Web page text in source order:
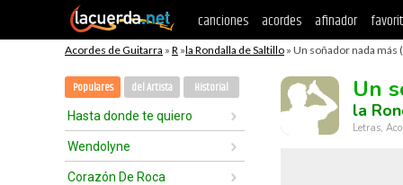
canciones acordes afinador
Acordes de Guitarra » R »la Rondalla de Saltillo » Un soñador nada más
Populares del Artista Historial
Hasta donde te quiero
Wendolyne
Corazón De Roca
Un
la
Letras,